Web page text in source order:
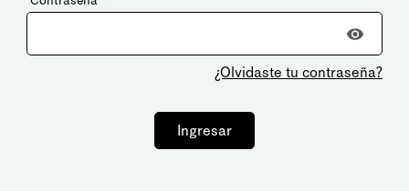
¿Olvidaste tu contraseña?
Ingresar